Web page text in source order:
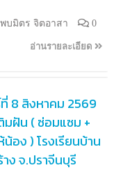
บมิตร จิตอาสา 0
อ่านรายละเอียด
ที่ 8 สิงหาคม 2569
มฝัน ( ซ่อมแซม +
น้อง ) โรงเรียนบ้าน
ง จ.ปราจีนบุรี